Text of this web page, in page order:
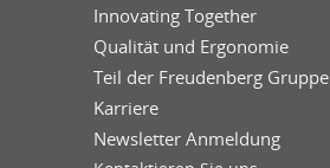
Innovating Together
Qualität und Ergonomie
Teil der Freudenberg Gruppe
Karriere
Newsletter Anmeldung